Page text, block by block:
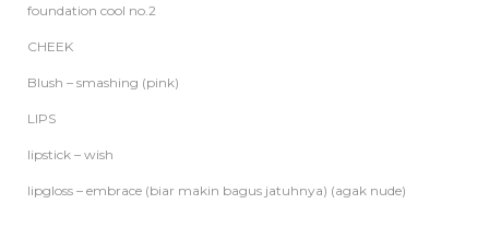
foundation cool no.2
CHEEK
Blush – smashing (pink)
LIPS
lipstick – wish
lipgloss – embrace (biar makin bagus jatuhnya) (agak nude)